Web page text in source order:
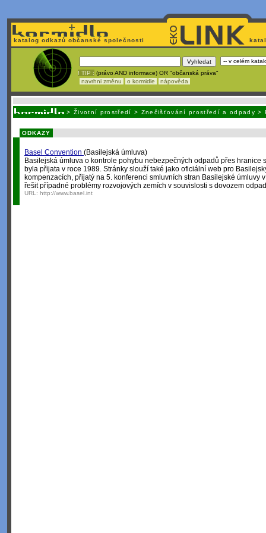
katalog odkazů občanské společnosti
! TIP : (právo AND informace) OR "občanská práva"
navrhni změnu
o kormidle nápověda
> Životní prostředí > Znečišťování prostředí a odpady >
ODKAZY
Basel Convention (Basilejská úmluva)
Basilejská úmluva o kontrole pohybu nebezpečných odpadů přes hranice
byla přijata v roce 1989. Stránky slouží také jako oficiální web pro
kompenzacích, přijatý na 5. konferenci smluvních stran Basilejské úmluvy
řešit případné problémy rozvojových zemích v souvislosti s dovozem
URL: http://www.basel.int